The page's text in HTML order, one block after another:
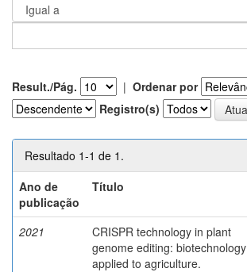
Result./Pág. | Ordenar por
Registro(s)
Resultado 1-1 de 1.
Ano de
publicação
Título
2021
CRISPR technology in plant
genome editing: biotechnology
applied to agriculture.